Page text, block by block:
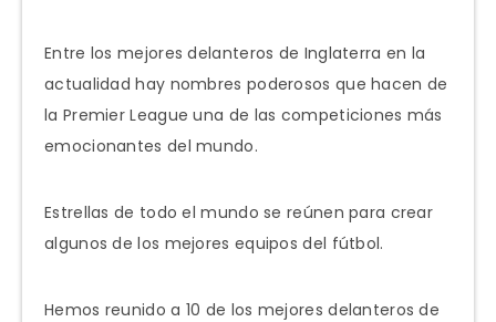
Entre los mejores delanteros de Inglaterra en la
actualidad hay nombres poderosos que hacen de
la Premier League una de las competiciones más
emocionantes del mundo.
Estrellas de todo el mundo se reúnen para crear
algunos de los mejores equipos del fútbol.
Hemos reunido a 10 de los mejores delanteros de